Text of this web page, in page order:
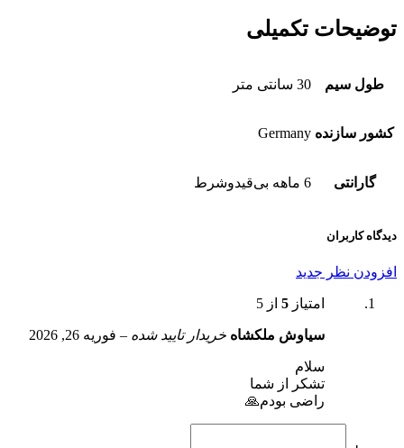
توضیحات تکمیلی
طول سیم 30 سانتی متر
کشور سازنده Germany
گارانتی 6 ماهه بی‌قیدوشرط
دیدگاه کاربران
افزودن نظر جدید
امتیاز 5 از 5
سیاوش ملکشاه خریدار تایید شده – فوریه 26, 2026
سلام
تشکر از شما
راضی بودم🙏